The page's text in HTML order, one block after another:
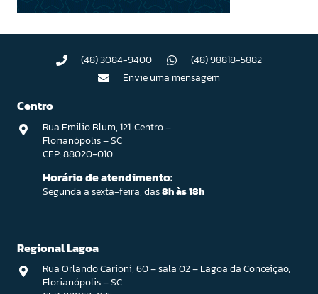
(48) 3084-9400
(48) 98818-5882
Envie uma mensagem
Centro
Rua Emilio Blum, 121. Centro –
Florianópolis – SC
CEP: 88020-010
Horário de atendimento:
Segunda a sexta-feira, das8h às 18h
Regional Lagoa
Rua Orlando Carioni, 60 – sala 02 – Lagoa da Conceição,
Florianópolis – SC